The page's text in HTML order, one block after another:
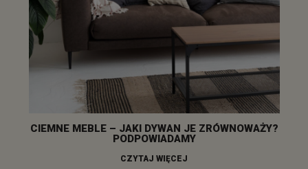
CIEMNE MEBLE – JAKI DYWAN JE ZRÓWNOWAŻY?
PODPOWIADAMY
CZYTAJ WIĘCEJ